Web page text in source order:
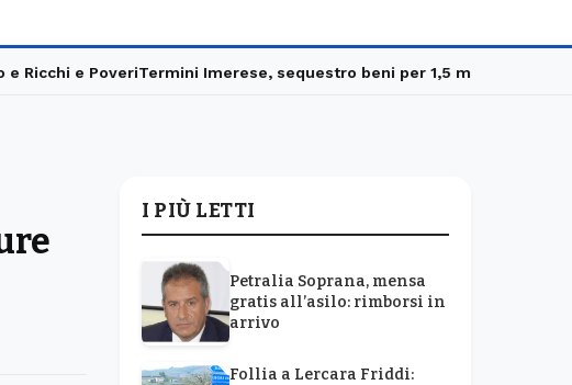
e PoveriTermini Imerese, sequestro beni per 1,5 milioni
I PIÙ LETTI
Petralia Soprana, mensa
gratis all’asilo: rimborsi in
arrivo
Follia a Lercara Friddi: